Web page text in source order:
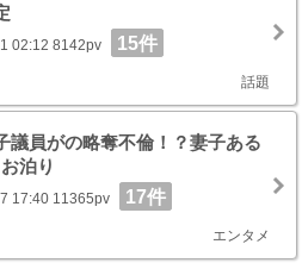
02:12 8142pv 15件
話題
議員がの略奪不倫！？妻子ある
泊り
17:40 11365pv 17件
エンタメ